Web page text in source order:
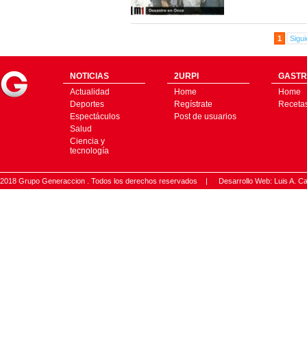
1
NOTICIAS
Actualidad
Deportes
Espectáculos
Salud
Ciencia y
tecnología
2URPI
Home
Regístrate
Post de usuarios
Home
2018 Grupo Generaccion . Todos los derechos reservados | Desarrollo Web: Luis